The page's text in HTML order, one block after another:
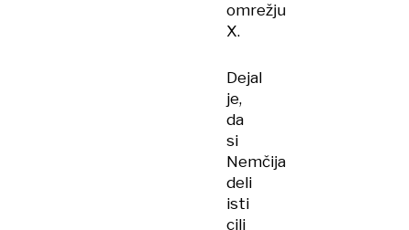
omrežju
X.
Dejal
je,
da
si
Nemčija
deli
isti
cilj